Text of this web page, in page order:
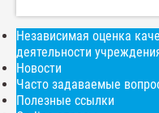
Независимая оценка
деятельности
Новости
Часто задаваемые
Полезные ссылки